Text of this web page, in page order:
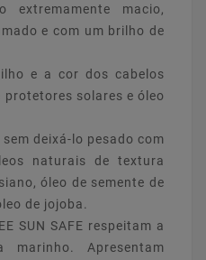
macio,
e com um brilho de
e a cor dos cabelos
solares e óleo
deixá-lo pesado com
naturais de textura
óleo de semente de
de jojoba.
SUN SAFE respeitam a
Apresentam